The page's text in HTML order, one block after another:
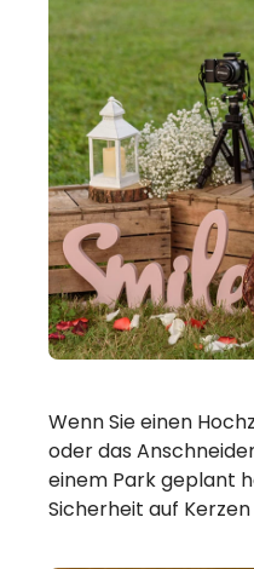
Wenn Sie einen
oder das
einem Park geplant
Sicherheit auf